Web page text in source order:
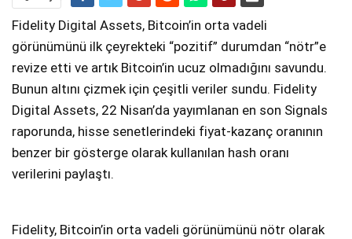
Fidelity Digital Assets, Bitcoin’in orta vadeli
görünümünü ilk çeyrekteki “pozitif” durumdan “nötr”e
revize etti ve artık Bitcoin’in ucuz olmadığını savundu.
Bunun altını çizmek için çeşitli veriler sundu. Fidelity
Digital Assets, 22 Nisan’da yayımlanan en son Signals
raporunda, hisse senetlerindeki fiyat-kazanç oranının
benzer bir gösterge olarak kullanılan hash oranı
verilerini paylaştı.
Fidelity, Bitcoin’in orta vadeli görünümünü nötr olarak